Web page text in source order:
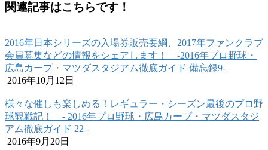
関連記事はこちらです！
2016年日本シリーズの入場券販売要綱、2017年ファンクラブ
会員募集などの情報をシェアします！ ‐2016年プロ野球・
広島カープ・マツダスタジアム徹底ガイド 備忘録9‐
2016年10月12日
様々な催しも楽しめる！レギュラー・シーズン最後のプロ野
球観戦記！ ‐ 2016年プロ野球・広島カープ・マツダスタジ
アム徹底ガイド 22 ‐
2016年9月20日